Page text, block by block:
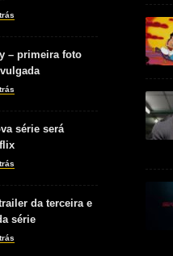
– primeira foto
série será
da terceira e
série